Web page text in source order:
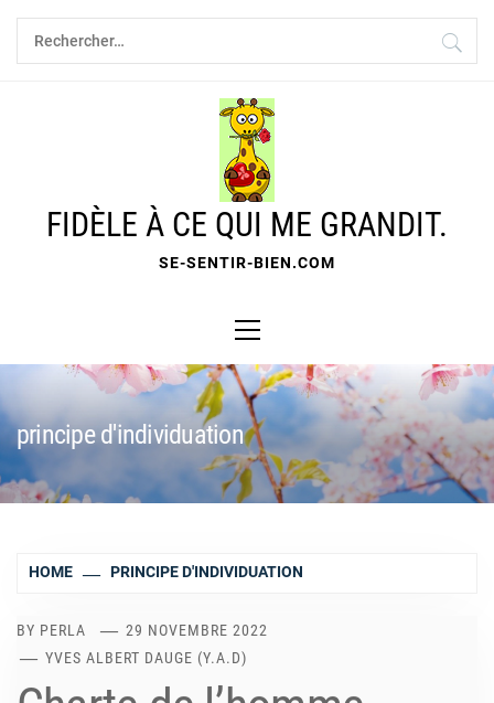
Skip
content
Rechercher :
FIDÈLE À CE QUI ME GRANDIT.
SE-SENTIR-BIEN.COM
Menu
principe d'individuation
HOME PRINCIPE D'INDIVIDUATION
BY PERLA
29 NOVEMBRE 2022
YVES ALBERT DAUGE (Y.A.D)